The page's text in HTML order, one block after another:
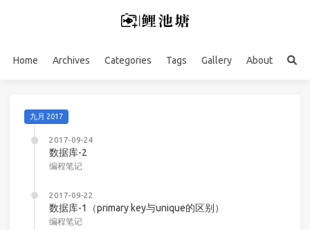
Home Archives Categories Tags Gallery About
九月 2017
2017-09-24
数据库-2
编程笔记
2017-09-22
数据库-1（primary key与unique的区别）
编程笔记